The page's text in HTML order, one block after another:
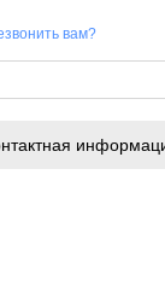
вам?